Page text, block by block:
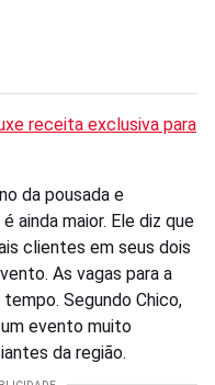
receita exclusiva para
da pousada e
ainda maior. Ele diz que
clientes em seus dois
As vagas para a
Segundo Chico,
evento muito
da região.